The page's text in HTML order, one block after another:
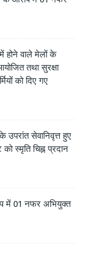
होने वाले मेलों के
तथा सुरक्षा
को दिए गए
उपरांत सेवानिवृत्त हुए
स्मृति चिह्न प्रदान
में 01 नफर अभियुक्त